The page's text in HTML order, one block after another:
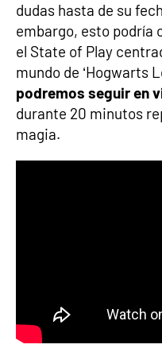
dudas hasta de su
embargo, esto podría
el State of Play
mundo de ‘Hogwarts
podremos seguir en
durante 20 minutos
magia.